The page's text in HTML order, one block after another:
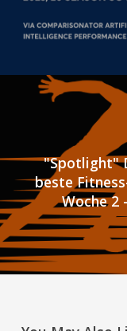
"Spotlight"
beste
Woche 2